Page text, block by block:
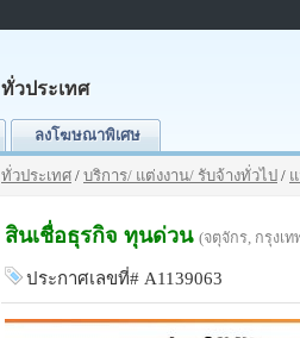
ทั่วประเทศ
ลงโฆษณาพิเศษ
ทั่วประเทศ / บริการ/ แต่งงาน/ รับจ้างทั่วไป /
สินเชื่อธุรกิจ ทุนด่วน (จตุจักร, กรุงเ
ประกาศเลขที่# A1139063